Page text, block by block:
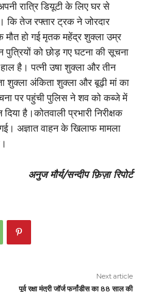
रात्रि डियूटी के लिए घर से
तेज रफ्तार ट्रक ने जोरदार
मौत हो गई मृतक महेंद्र शुक्ला उम्र
पुत्रियों को छोड़ गए घटना की सूचना
हाल है। पत्नी उषा शुक्ला और तीन
शुक्ला अंकिता शुक्ला और बूढ़ी मां का
पर पहुंची पुलिस ने शव को कब्जे में
है।कोतवाली प्रभारी निरीक्षक
अज्ञात वाहन के खिलाफ मामला
अनुज मौर्य/सन्दीप फ़िज़ा रिपोर्ट
Next article
पूर्व रक्षा मंत्री जॉर्ज फर्नांडीस का 88 साल की